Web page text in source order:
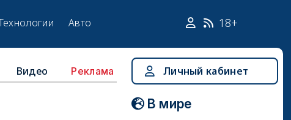
Авто 18+
Видео Реклама Личный кабинет
В мире